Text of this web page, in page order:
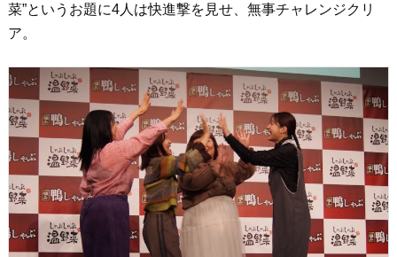
菜”というお題に4人は快進撃を見せ、無事チャレンジクリ
ア。